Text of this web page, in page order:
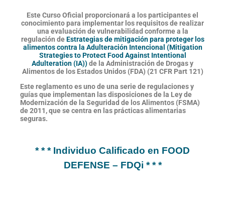
Este Curso Oficial proporcionará a los participantes el
conocimiento para implementar los requisitos de realizar
una evaluación de vulnerabilidad conforme a la
regulación deEstrategias de mitigación para proteger los
alimentos contra la Adulteración Intencional (Mitigation
Strategies to Protect Food Against Intentional
Adulteration (IA))de la Administración de Drogas y
Alimentos de los Estados Unidos (FDA) (21 CFR Part 121)
Este reglamento es uno de una serie de regulaciones y
guías que implementan las disposiciones de la Ley de
Modernización de la Seguridad de los Alimentos (FSMA)
de 2011, que se centra en las prácticas alimentarias
seguras.
* * * Individuo Calificado en FOOD
DEFENSE – FDQi * * *